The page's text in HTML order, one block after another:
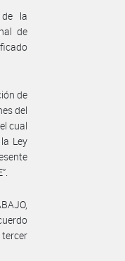
de la
de
de
del
cual
Ley